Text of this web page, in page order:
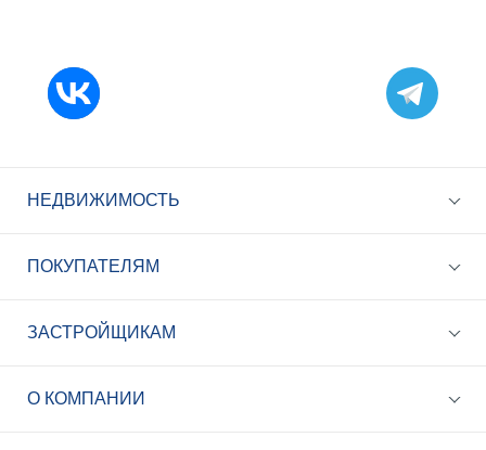
+7 (495) 785-56-17
НЕДВИЖИМОСТЬ
ПОКУПАТЕЛЯМ
ЗАСТРОЙЩИКАМ
О КОМПАНИИ